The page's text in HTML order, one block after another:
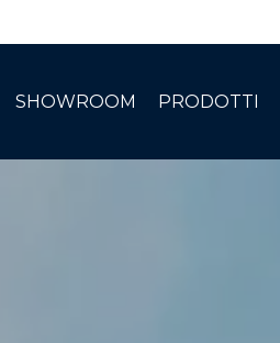
SHOWROOM PRODOTTI